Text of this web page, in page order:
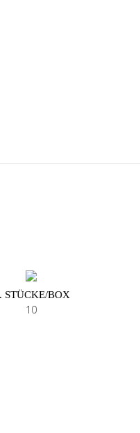
STÜCKE/BOX
10